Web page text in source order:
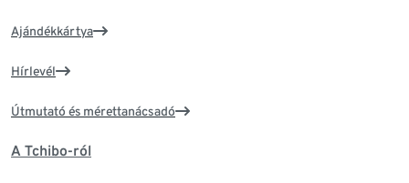
Ajándékkártya
Hírlevél
Útmutató és mérettanácsadó
A Tchibo-ról